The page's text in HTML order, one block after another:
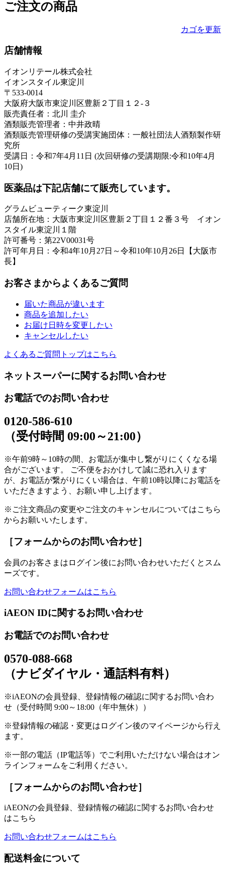
ご注文の商品
カゴを更新
店舗情報
イオンリテール株式会社
イオンスタイル東淀川
〒533-0014
大阪府大阪市東淀川区豊新２丁目１２-３
販売責任者：北川 圭介
酒類販売管理者：中井政晴
酒類販売管理研修の受講実施団体：一般社団法人酒類製作研
究所
受講日：令和7年4月11日 (次回研修の受講期限:令和10年4月
10日)
医薬品は下記店舗にて販売しています。
グラムビューティーク東淀川
店舗所在地：大阪市東淀川区豊新２丁目１２番３号 イオン
スタイル東淀川１階
許可番号：第22V00031号
許可年月日：令和4年10月27日～令和10年10月26日【大阪市
長】
お客さまからよくあるご質問
届いた商品が違います
商品を追加したい
お届け日時を変更したい
キャンセルしたい
よくあるご質問トップはこちら
ネットスーパーに関するお問い合わせ
お電話でのお問い合わせ
0120-586-610
（受付時間 09:00～21:00）
※午前9時～10時の間、お電話が集中し繋がりにくくなる場
合がございます。 ご不便をおかけして誠に恐れ入ります
が、お電話が繋がりにくい場合は、午前10時以降にお電話を
いただきますよう、お願い申し上げます。
※ご注文商品の変更やご注文のキャンセルについてはこちら
からお願いいたします。
［フォームからのお問い合わせ］
会員のお客さまはログイン後にお問い合わせいただくとスム
ーズです。
お問い合わせフォームはこちら
iAEON IDに関するお問い合わせ
お電話でのお問い合わせ
0570-088-668
（ナビダイヤル・通話料有料）
※iAEONの会員登録、登録情報の確認に関するお問い合わ
せ（受付時間 9:00～18:00（年中無休））
※登録情報の確認・変更はログイン後のマイページから行え
ます。
※一部の電話（IP電話等）でご利用いただけない場合はオン
ラインフォームをご利用ください。
［フォームからのお問い合わせ］
iAEONの会員登録、登録情報の確認に関するお問い合わせ
はこちら
お問い合わせフォームはこちら
配送料金について